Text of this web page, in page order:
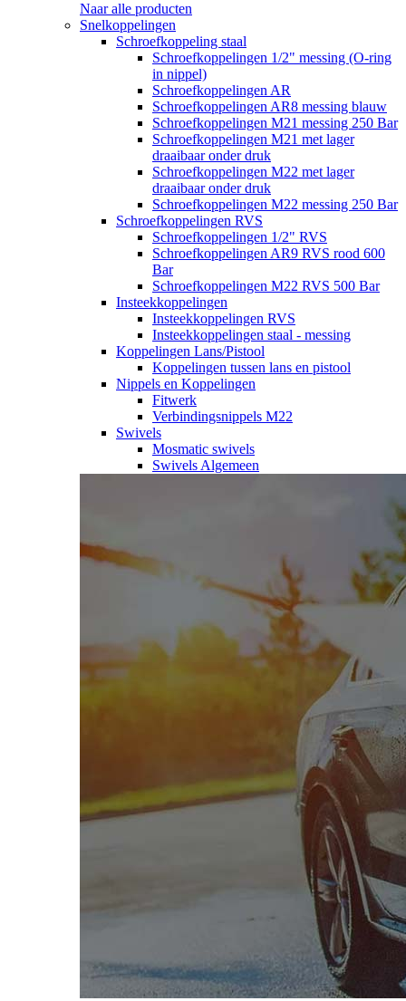
Naar alle producten
Snelkoppelingen
Schroefkoppeling staal
Schroefkoppelingen 1/2" messing (O-ring
in nippel)
Schroefkoppelingen AR
Schroefkoppelingen AR8 messing blauw
Schroefkoppelingen M21 messing 250 Bar
Schroefkoppelingen M21 met lager
draaibaar onder druk
Schroefkoppelingen M22 met lager
draaibaar onder druk
Schroefkoppelingen M22 messing 250 Bar
Schroefkoppelingen RVS
Schroefkoppelingen 1/2" RVS
Schroefkoppelingen AR9 RVS rood 600
Bar
Schroefkoppelingen M22 RVS 500 Bar
Insteekkoppelingen
Insteekkoppelingen RVS
Insteekkoppelingen staal - messing
Koppelingen Lans/Pistool
Koppelingen tussen lans en pistool
Nippels en Koppelingen
Fitwerk
Verbindingsnippels M22
Swivels
Mosmatic swivels
Swivels Algemeen